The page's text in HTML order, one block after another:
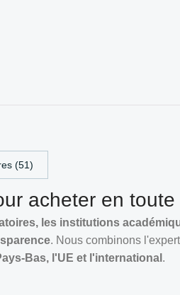
(51)
acheter en
les institutions
. Nous combinons
Bas, l'UE et l'international .